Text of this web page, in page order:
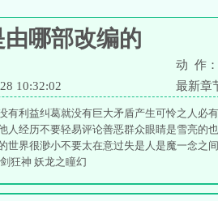
哪部改编的
动 作：
10:32:02
最新章
有利益纠葛就没有巨大矛盾产生可怜之人必
人经历不要轻易评论善恶群众眼睛是雪亮的
世界很渺小不要太在意过失是人是魔一念之
狂神 妖龙之瞳幻